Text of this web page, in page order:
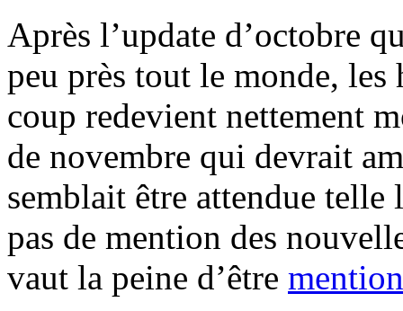
Après l’update d’octobre
peu près tout le monde,
coup redevient nettement
de novembre qui devrait
semblait être attendue
pas de mention des
vaut la peine d’être